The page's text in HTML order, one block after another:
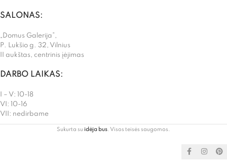
SALONAS:
„Domus Galerija”,
P. Lukšio g. 32, Vilnius
II aukštas, centrinis įėjimas
DARBO LAIKAS:
I – V: 10-18
VI: 10-16
VII: nedirbame
Sukurta su idėja bus . Visos teisės saugomos.